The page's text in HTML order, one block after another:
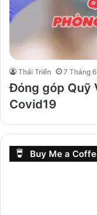
Thái Triển 7 Tháng
Đóng góp Quỹ
Covid19
Buy Me a